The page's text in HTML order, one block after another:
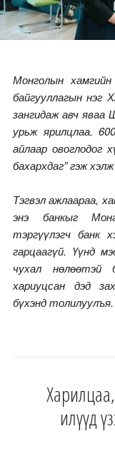
Монголын
байгууллагын нэг
зангидаж авч яваа
урьж ярилцлаа.
айлаар овоглодог
бахархдаг” гэж
Тэгвэл ажлаараа,
энэ банкыг
тэргүүлэгч банк
гарцаагүй. Үүнд
чухал
хариуцсан дэд
бүхэнд толилуулъя.
илүүд